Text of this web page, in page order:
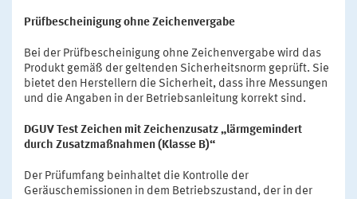
Prüfbescheinigung ohne Zeichenvergabe
Bei der Prüfbescheinigung ohne Zeichenvergabe wird das
Produkt gemäß der geltenden Sicherheitsnorm geprüft. Sie
bietet den Herstellern die Sicherheit, dass ihre Messungen
und die Angaben in der Betriebsanleitung korrekt sind.
DGUV Test Zeichen mit Zeichenzusatz „lärmgemindert
durch Zusatzmaßnahmen (Klasse B)“
Der Prüfumfang beinhaltet die Kontrolle der
Geräuschemissionen in dem Betriebszustand, der in der